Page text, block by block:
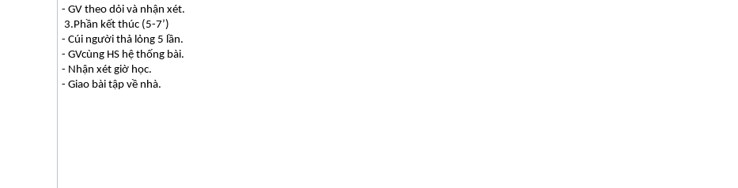
- GV theo dỏi và nhận xét.
3.Phần kết thúc (5-7’)
- Cúi người thả lỏng 5 lần.
- GVcùng HS hệ thống bài.
- Nhận xét giờ học.
- Giao bài tập về nhà.